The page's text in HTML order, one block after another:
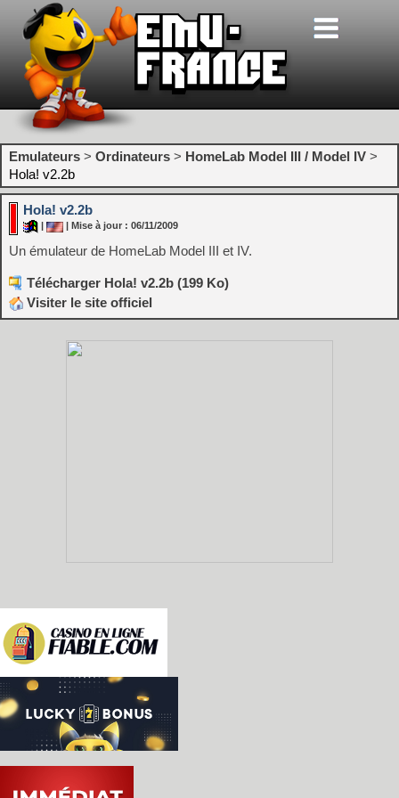
Emulateurs > Ordinateurs > HomeLab Model III / Model IV >
Hola! v2.2b
Hola! v2.2b
| Mise à jour : 06/11/2009
Un émulateur de HomeLab Model III et IV.
Télécharger Hola! v2.2b (199 Ko)
Visiter le site officiel